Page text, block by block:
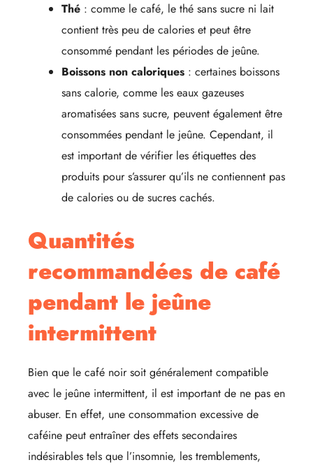
Thé : comme le café, le thé sans sucre ni lait
contient très peu de calories et peut être
consommé pendant les périodes de jeûne.
Boissons non caloriques : certaines boissons
sans calorie, comme les eaux gazeuses
aromatisées sans sucre, peuvent également être
consommées pendant le jeûne. Cependant, il
est important de vérifier les étiquettes des
produits pour s’assurer qu’ils ne contiennent pas
de calories ou de sucres cachés.
Quantités
recommandées de café
pendant le jeûne
intermittent
Bien que le café noir soit généralement compatible
avec le jeûne intermittent, il est important de ne pas en
abuser. En effet, une consommation excessive de
caféine peut entraîner des effets secondaires
indésirables tels que l’insomnie, les tremblements,